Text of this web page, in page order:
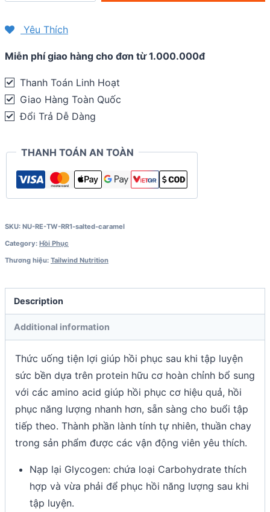
phục
Tailwind
Recovery
Mix
-
quantity
Yêu Thích
Miễn phí giao hàng cho đơn từ 1.000.000đ
Thanh Toán Linh Hoạt
Giao Hàng Toàn Quốc
Đổi Trả Dễ Dàng
THANH TOÁN AN TOÀN
SKU: NU-RE-TW-RR1-salted-caramel
Category: Hồi Phục
Thương hiệu: Tailwind Nutrition
Description
Additional information
Thức uống tiện lợi giúp hồi phục sau khi tập luyện
sức bền dựa trên protein hữu cơ hoàn chỉnh bổ sung
với các amino acid giúp hồi phục cơ hiệu quả, hồi
phục năng lượng nhanh hơn, sẵn sàng cho buổi tập
tiếp theo. Thành phần lành tính tự nhiên, thuần chay
trong sản phẩm được các vận động viên yêu thích.
Nạp lại Glycogen: chứa loại Carbohydrate thích
hợp và vừa phải để phục hồi năng lượng sau khi
tập luyện.